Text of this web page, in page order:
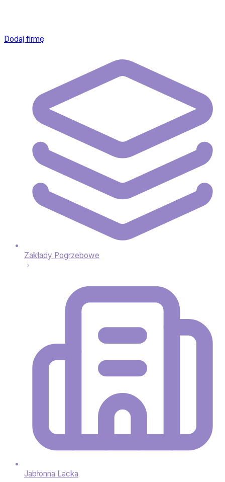
Dodaj firmę
Zakłady Pogrzebowe
Jabłonna Lacka